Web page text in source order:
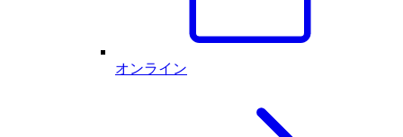
オンライン